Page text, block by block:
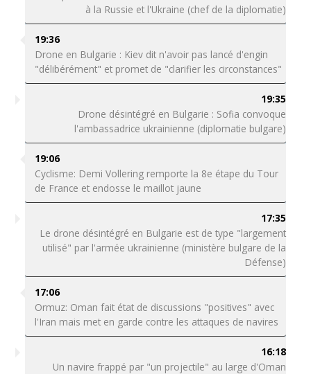
à la Russie et l'Ukraine (chef de la diplomatie)
19:36
Drone en Bulgarie : Kiev dit n'avoir pas lancé d'engin
"délibérément" et promet de "clarifier les circonstances"
19:35
Drone désintégré en Bulgarie : Sofia convoque
l'ambassadrice ukrainienne (diplomatie bulgare)
19:06
Cyclisme: Demi Vollering remporte la 8e étape du Tour
de France et endosse le maillot jaune
17:35
Le drone désintégré en Bulgarie est de type "largement
utilisé" par l'armée ukrainienne (ministère bulgare de la
Défense)
17:06
Ormuz: Oman fait état de discussions "positives" avec
l'Iran mais met en garde contre les attaques de navires
16:18
Un navire frappé par "un projectile" au large d'Oman